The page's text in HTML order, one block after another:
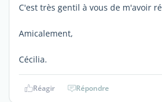
C'est très gentil à vous de m'avoir
Amicalement,
Cécilia.
Réagir Répondre